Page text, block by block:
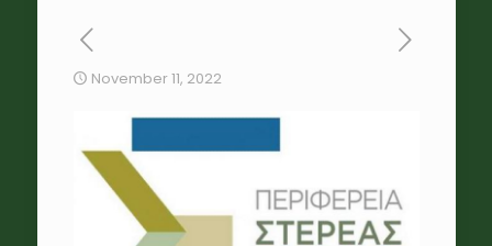
November 11, 2022